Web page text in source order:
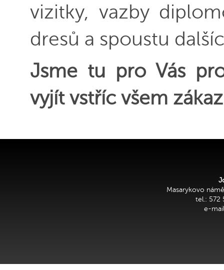
vizitky, vazby
dresů a spoustu
Jsme tu pro Vás
vyjít vstříc všem
Masarykovo
tel.: 572
e-